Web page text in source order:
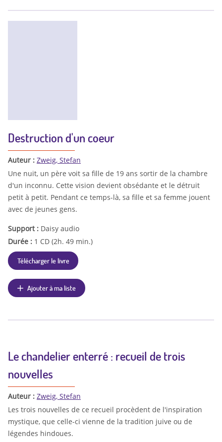
Destruction d'un coeur
Auteur : Zweig, Stefan
Une nuit, un père voit sa fille de 19 ans sortir de la chambre
d'un inconnu. Cette vision devient obsédante et le détruit
petit à petit. Pendant ce temps-là, sa fille et sa femme jouent
avec de jeunes gens.
Support : Daisy audio
Durée : 1 CD (2h. 49 min.)
Télécharger le livre
Ajouter à ma liste
Le chandelier enterré : recueil de trois
nouvelles
Auteur : Zweig, Stefan
Les trois nouvelles de ce recueil procèdent de l'inspiration
mystique, que celle-ci vienne de la tradition juive ou de
légendes hindoues.